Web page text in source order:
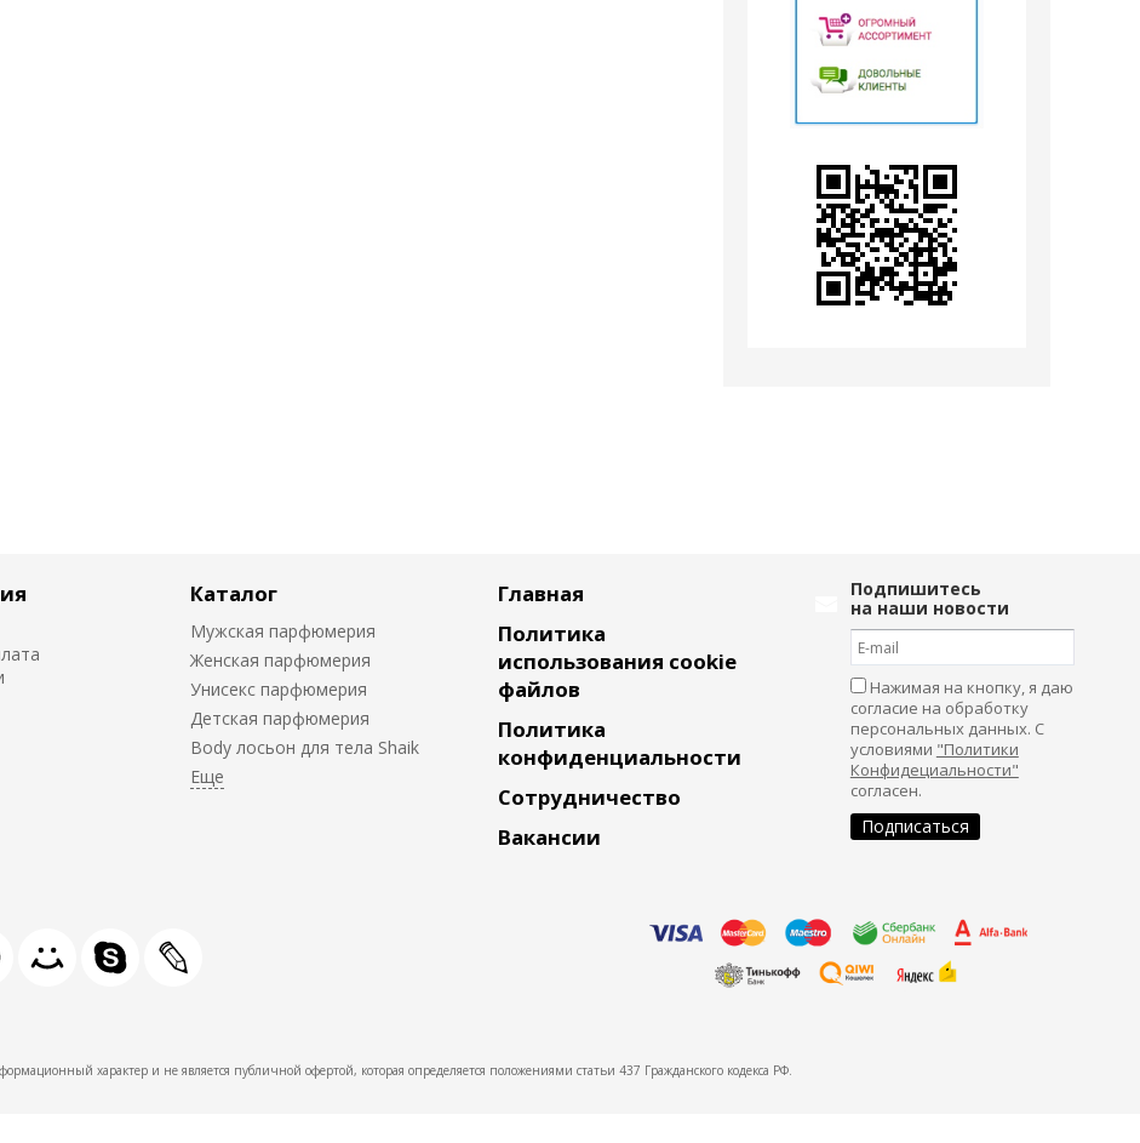
Каталог
Мужская парфюмерия
Женская парфюмерия
Унисекс парфюмерия
Детская парфюмерия
Body лосьон для тела Shaik
Главная
Политика
использования cookie
файлов
Политика
конфиденциальности
Сотрудничество
Вакансии
Подпишитесь
на наши новости
Нажимая на кнопку, я даю
согласие на обработку
персональных данных. С
условиями "Политики
Конфидециальности"
согласен.
характер и не является публичной офертой, которая определяется положениями статьи 437 Гражданского кодекса РФ.